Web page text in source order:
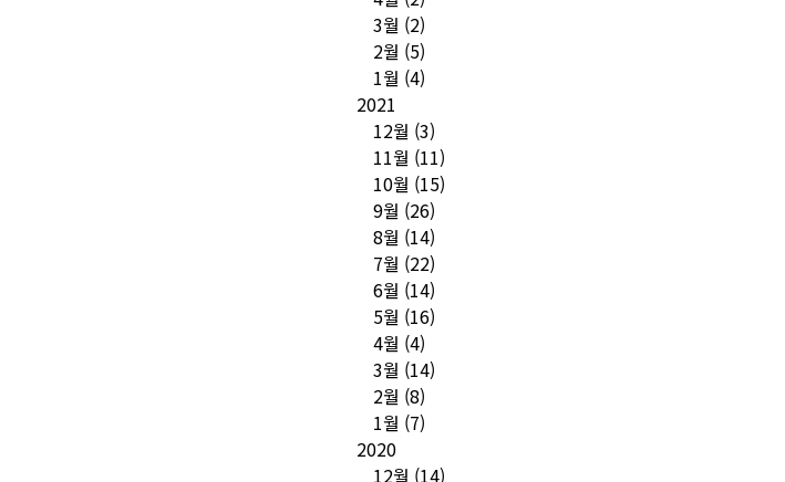
3월 (2)
2월 (5)
1월 (4)
2021
12월 (3)
11월 (11)
10월 (15)
9월 (26)
8월 (14)
7월 (22)
6월 (14)
5월 (16)
4월 (4)
3월 (14)
2월 (8)
1월 (7)
2020
12월 (14)